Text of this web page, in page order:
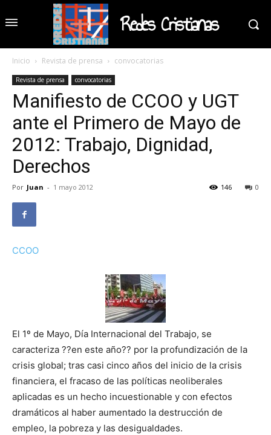
Redes Cristianas
Inicio Revista de prensa convocatorias
Revista de prensa convocatorias
Manifiesto de CCOO y UGT
ante el Primero de Mayo de
2012: Trabajo, Dignidad,
Derechos
Por Juan - 1 mayo 2012 0
146
CCOO
El 1º de Mayo, Día Internacional del Trabajo, se
caracteriza ??en este año?? por la profundización de la
crisis global; tras casi cinco años del inicio de la crisis
financiera, el fracaso de las políticas neoliberales
aplicadas es un hecho incuestionable y con efectos
dramáticos al haber aumentado la destrucción de
empleo, la pobreza y las desigualdades.